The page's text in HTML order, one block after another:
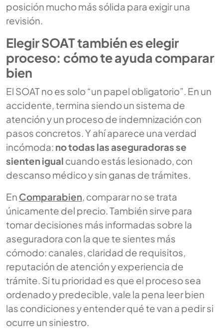
posición mucho más sólida para exigir una
revisión.
Elegir SOAT también es elegir
proceso: cómo te ayuda comparar
bien
El SOAT no es solo “un papel obligatorio”. En un
accidente, termina siendo un sistema de
atención y un proceso de indemnización con
pasos concretos. Y ahí aparece una verdad
incómoda: no todas las aseguradoras se
sienten igual cuando estás lesionado, con
descanso médico y sin ganas de trámites.
En Comparabien, comparar no se trata
únicamente del precio. También sirve para
tomar decisiones más informadas sobre la
aseguradora con la que te sientes más
cómodo: canales, claridad de requisitos,
reputación de atención y experiencia de
trámite. Si tu prioridad es que el proceso sea
ordenado y predecible, vale la pena leer bien
las condiciones y entender qué te van a pedir si
ocurre un siniestro.